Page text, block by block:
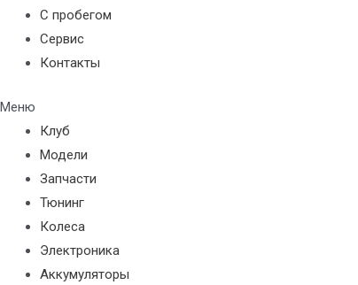
С пробегом
Сервис
Контакты
Меню
Клуб
Модели
Запчасти
Тюнинг
Колеса
Электроника
Аккумуляторы